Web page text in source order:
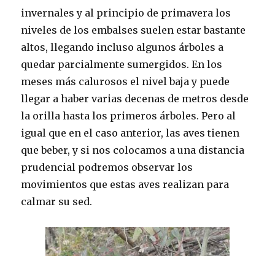
invernales y al principio de primavera los
niveles de los embalses suelen estar bastante
altos, llegando incluso algunos árboles a
quedar parcialmente sumergidos. En los
meses más calurosos el nivel baja y puede
llegar a haber varias decenas de metros desde
la orilla hasta los primeros árboles. Pero al
igual que en el caso anterior, las aves tienen
que beber, y si nos colocamos a una distancia
prudencial podremos observar los
movimientos que estas aves realizan para
calmar su sed.